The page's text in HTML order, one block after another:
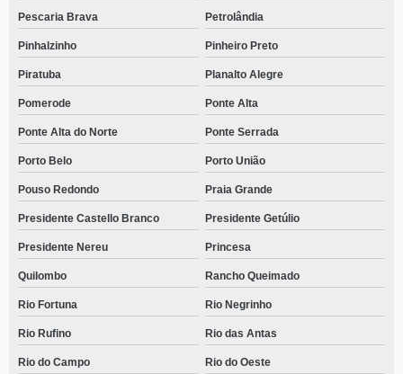
Pescaria Brava Petrolândia
Pinhalzinho Pinheiro Preto
Piratuba Planalto Alegre
Pomerode Ponte Alta
Ponte Alta do Norte Ponte Serrada
Porto Belo Porto União
Pouso Redondo Praia Grande
Presidente Castello Branco Presidente Getúlio
Presidente Nereu Princesa
Quilombo Rancho Queimado
Rio Fortuna Rio Negrinho
Rio Rufino Rio das Antas
Rio do Campo Rio do Oeste